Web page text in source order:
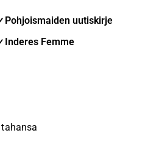
Pohjoismaiden uutiskirje
Inderes Femme